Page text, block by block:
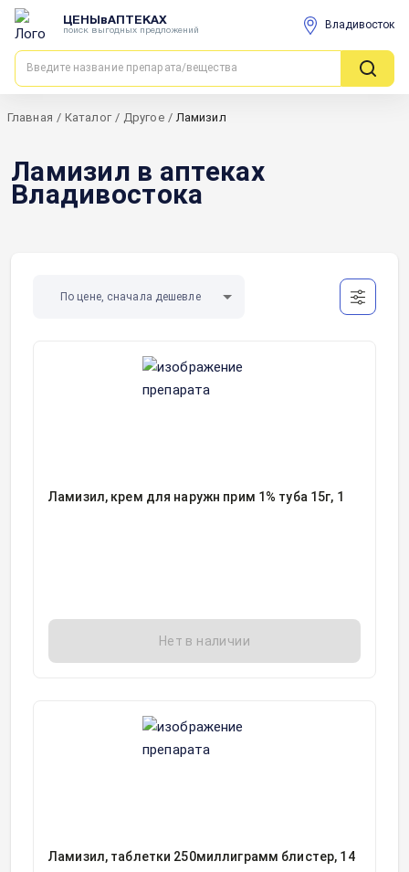
ЦЕНЫвАПТЕКАХ
поиск выгодных предложений Владивосток
Главная / Каталог / Другое / Ламизил
Ламизил в аптеках
Владивостока
По цене, сначала дешевле
Ламизил, крем для наружн прим 1% туба 15г, 1
Нет в наличии
Ламизил, таблетки 250миллиграмм блистер, 14